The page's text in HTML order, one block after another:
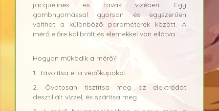
jacquelines és tavak vizében. Egy
gombnyomással gyorsan és egyszerűen
válthat a különböző paraméterek között. A
mérő előre kalibrált és elemekkel van ellátva.
Hogyan működik a mérő?
1. Távolítsa el a védőkupakot.
2. Óvatosan tisztítsa meg az elektródát
desztillált vízzel, és szárítsa meg.